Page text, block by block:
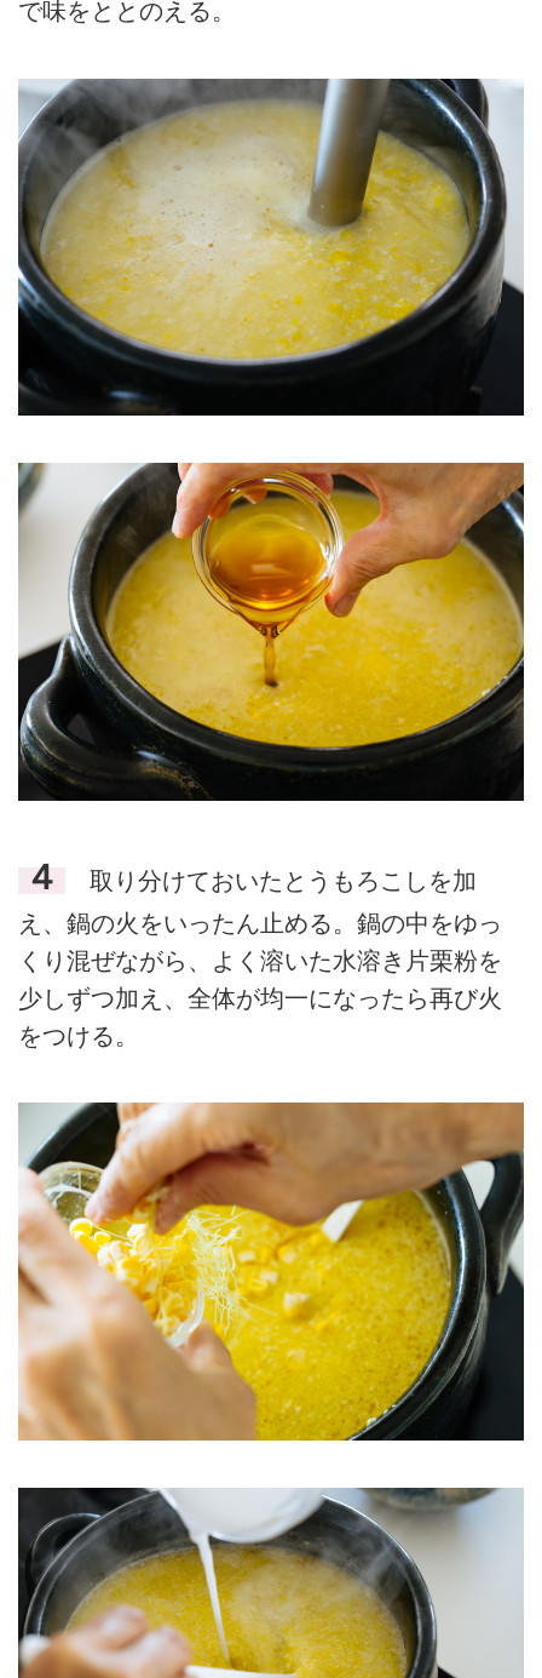
で味をととのえる。
４
取り分けておいたとうもろこしを加
え、鍋の火をいったん止める。鍋の中をゆっ
くり混ぜながら、よく溶いた水溶き片栗粉を
少しずつ加え、全体が均一になったら再び火
をつける。